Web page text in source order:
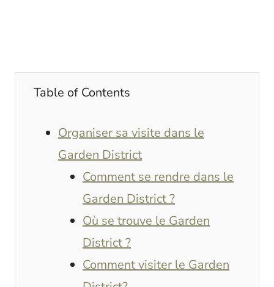
Table of Contents
Organiser sa visite dans le
Garden District
Comment se rendre dans le
Garden District ?
Où se trouve le Garden
District ?
Comment visiter le Garden